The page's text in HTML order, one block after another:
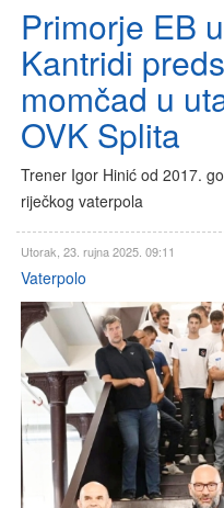
Primorje EB
Kantridi
momčad u
OVK Splita
Trener Igor Hinić od 2017.
riječkog vaterpola
Utorak, 23. rujna 2025. 09:11
Vaterpolo